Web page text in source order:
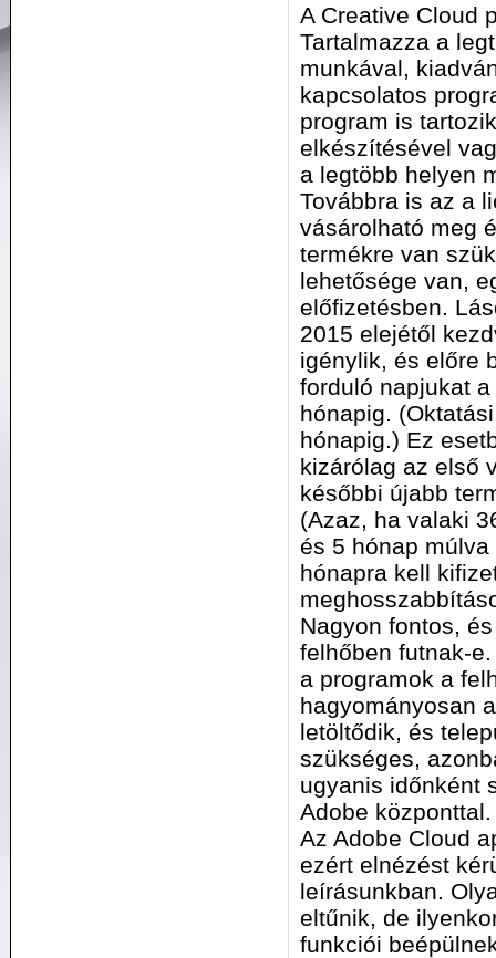
A Creative Cloud
Tartalmazza a
munkával,
kapcsolatos
program is
elkészítésével
a legtöbb helyen
Továbbra is az a
vásárolható meg
termékre van
lehetősége van,
előfizetésben.
2015 elejétől
igénylik, és előre
forduló napjukat
hónapig.
hónapig.) Ez
kizárólag az első
későbbi újabb
(Azaz, ha valaki
és 5 hónap
hónapra kell
Nagyon fontos,
felhőben futnak-
a programok a
hagyományosan
letöltődik, és
szükséges,
ugyanis időnként
Adobe központtal.
Az Adobe Cloud
ezért elnézést
leírásunkban.
eltűnik, de
funkciói